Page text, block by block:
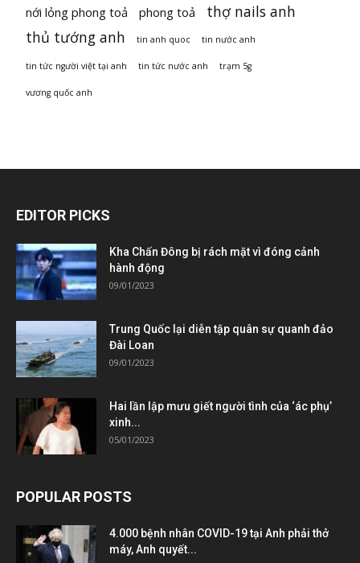
nới lỏng phong toả phong toả
thợ nails anh
thủ tướng anh
tin anh quoc tin nước anh
tin tức người việt tại anh tin tức nước anh trạm 5g
vương quốc anh
EDITOR PICKS
Kha Chấn Đông bị rách mặt vì đóng cảnh
hành động
09/01/2023
Trung Quốc lại diễn tập quân sự quanh đảo
Đài Loan
09/01/2023
Hai lần lập mưu giết người tình của ‘ác phụ’
xinh...
05/01/2023
POPULAR POSTS
4.000 bệnh nhân COVID-19 tại Anh phải thở
máy, Anh quyết...